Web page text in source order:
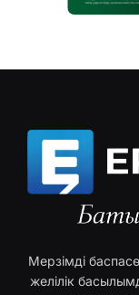
Мерзімді
желілік